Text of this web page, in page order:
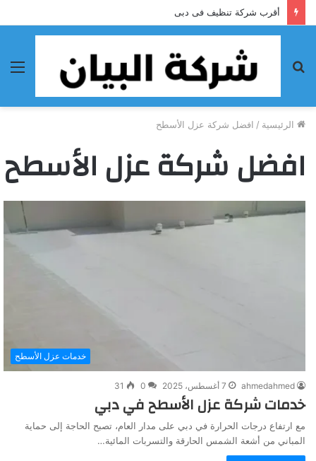
أقرب شركة تنظيف فى دبى
الرئيسية / افضل شركة عزل الأسطح
افضل شركة عزل الأسطح
خدمات عزل الأسطح
ahmedahmed 7 أغسطس، 2025 0
31
خدمات شركة عزل الأسطح في دبي
مع ارتفاع درجات الحرارة في دبي على مدار العام، تصبح الحاجة إلى حماية
المباني من أشعة الشمس الحارقة والتسربات المائية…